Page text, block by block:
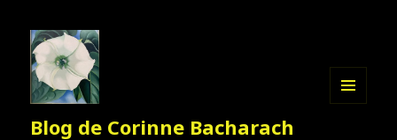
Blog de Corinne Bacharach